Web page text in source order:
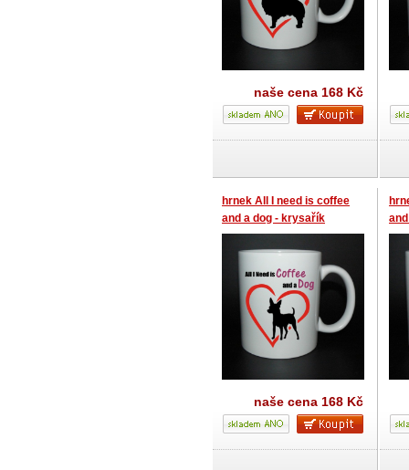
naše cena 168 Kč
hrnek All I need is coffee
and a dog - krysařík
naše cena 168 Kč